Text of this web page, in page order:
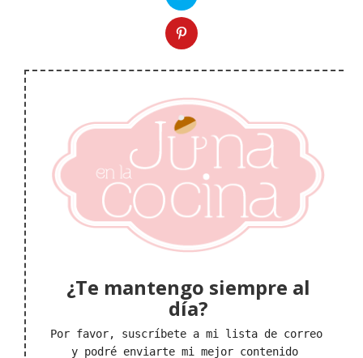
¿Te mantengo siempre al
día?
Por favor, suscríbete a mi lista de correo
y podré enviarte mi mejor contenido